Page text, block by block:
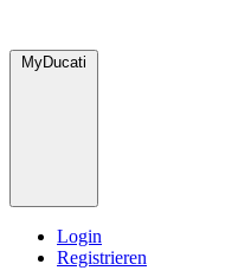
MyDucati
Login
Registrieren